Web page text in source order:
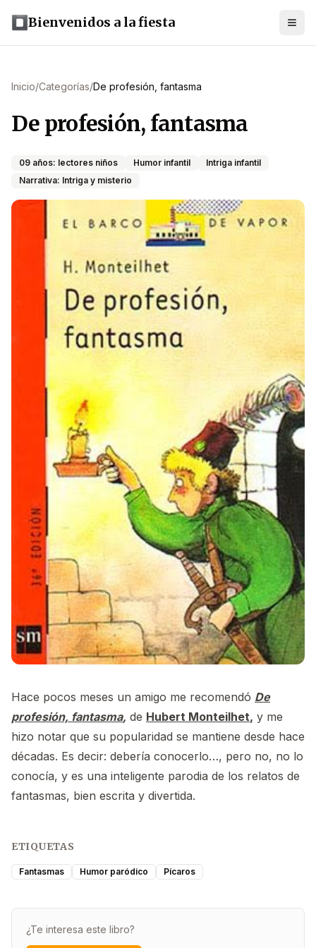
Bienvenidos a la fiesta
Inicio/Categorías/De profesión, fantasma
De profesión, fantasma
09 años: lectores niños Humor infantil
Intriga infantil
Narrativa: Intriga y misterio
Hace pocos meses un amigo me recomendó De
profesión, fantasma, de Hubert Monteilhet, y me
hizo notar que su popularidad se mantiene desde hace
décadas. Es decir: debería conocerlo…, pero no, no lo
conocía, y es una inteligente parodia de los relatos de
fantasmas, bien escrita y divertida.
ETIQUETAS
Fantasmas Humor paródico Pícaros
¿Te interesa este libro?